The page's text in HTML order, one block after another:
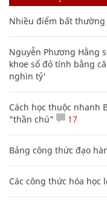
Nhiều điểm bất thường
Nguyễn Phương Hằng
khoe sổ đỏ tính bằng
nghìn tỷ'
Cách học thuộc nhanh
"thần chú"
17
Bảng công thức đạo
Các công thức hóa học